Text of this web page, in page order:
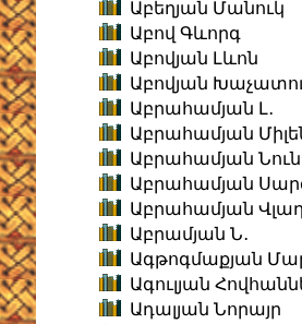
Աբեղյան Մանուկ
Աբով Գևորգ
Աբովյան Լևոն
Աբովյան
Աբրահամյան Լ․
Աբրահամյան
Աբրահամյան
Աբրահամյան
Աբրահամյան
Աբրամյան Ն․
Ագթոգմաքյան
Ագուլյան
Ադալյան Նորայր